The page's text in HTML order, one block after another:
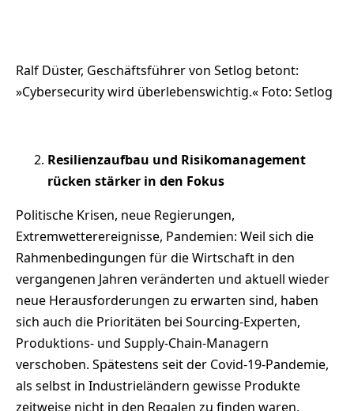
Ralf Düster, Geschäftsführer von Setlog betont:
»Cybersecurity wird überlebenswichtig.« Foto: Setlog
Resilienzaufbau und Risikomanagement
rücken stärker in den Fokus
Politische Krisen, neue Regierungen,
Extremwetterereignisse, Pandemien: Weil sich die
Rahmenbedingungen für die Wirtschaft in den
vergangenen Jahren veränderten und aktuell wieder
neue Herausforderungen zu erwarten sind, haben
sich auch die Prioritäten bei Sourcing-Experten,
Produktions- und Supply-Chain-Managern
verschoben. Spätestens seit der Covid-19-Pandemie,
als selbst in Industrieländern gewisse Produkte
zeitweise nicht in den Regalen zu finden waren,